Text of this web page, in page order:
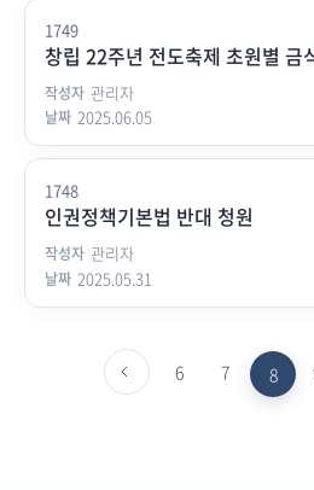
1749
창립 22주년 전도축제 초원별 금
관리자
2025.06.05
1748
인권정책기본법 반대 청원
관리자
2025.05.31
이전페이지로
6 7 8